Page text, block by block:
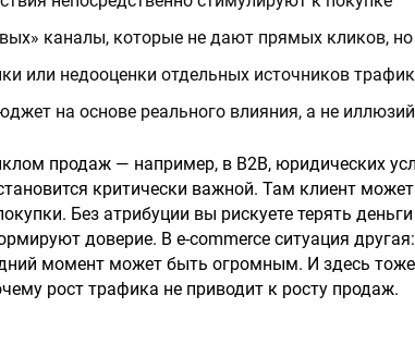
каналы, которые не дают прямых кликов,
или недооценки отдельных источников
на основе реального влияния, а не иллюзий
продаж — например, в B2B, юридических
критически важной. Там клиент
Без атрибуции вы рискуете терять
доверие. В e-commerce ситуация
момент может быть огромным. И здесь
рост трафика не приводит к росту продаж.